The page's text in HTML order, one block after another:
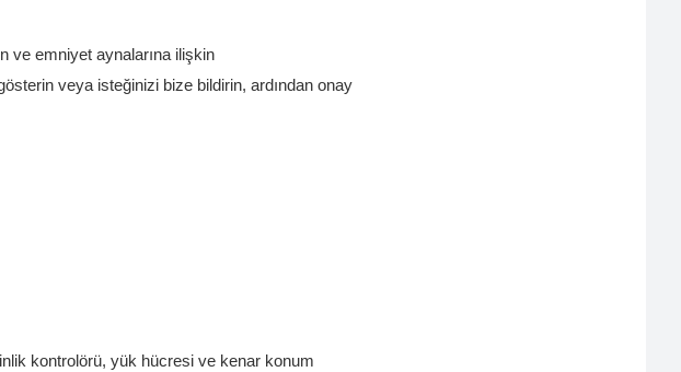
ve emniyet aynalarına ilişkin
veya isteğinizi bize bildirin, ardından onay
kontrolörü, yük hücresi ve kenar konum